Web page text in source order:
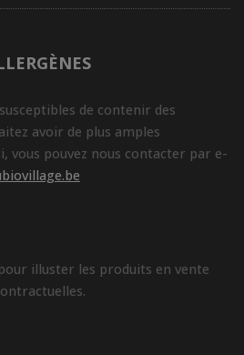
de contenir des
avoir de plus amples
vous pouvez nous contacter par e-
illuster les produits en vente